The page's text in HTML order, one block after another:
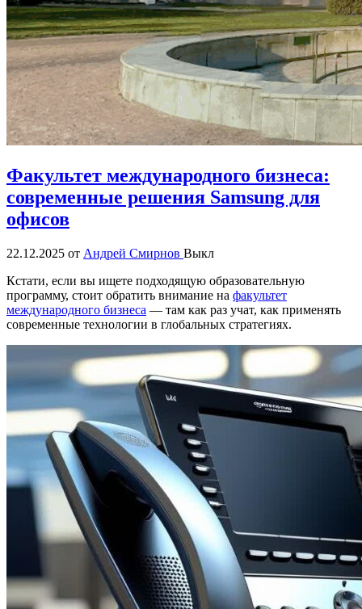
Факультет международного бизнеса:
современные решения Samsung для
офисов
22.12.2025 от Андрей Смирнов Выкл
Кстати, если вы ищете подходящую образовательную
программу, стоит обратить внимание на факультет
международного бизнеса — там как раз учат, как применять
современные технологии в глобальных стратегиях.